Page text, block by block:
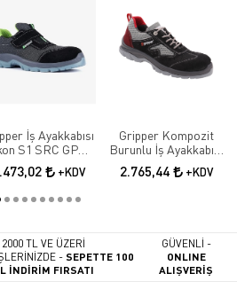
İş Ayakkabısı
S1 SRC GPR-
171
+KDV
Gripper Kompozit
Burunlu İş Ayakkabısı
Lena S1 SRC GPR-71
2.765,44 +KDV
2000 TL VE ÜZERİ
-SEPETTE 100
İNDİRİM FIRSATI
GÜVENLİ -
ONLINE
ALIŞVERİŞ